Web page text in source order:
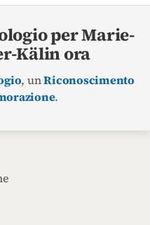
per Marie-
Kälin ora
, unRiconoscimento
.